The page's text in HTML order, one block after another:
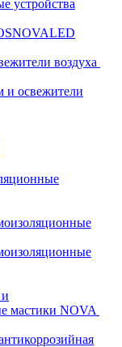
устройства
воздуха
освежители
мастики NOVA